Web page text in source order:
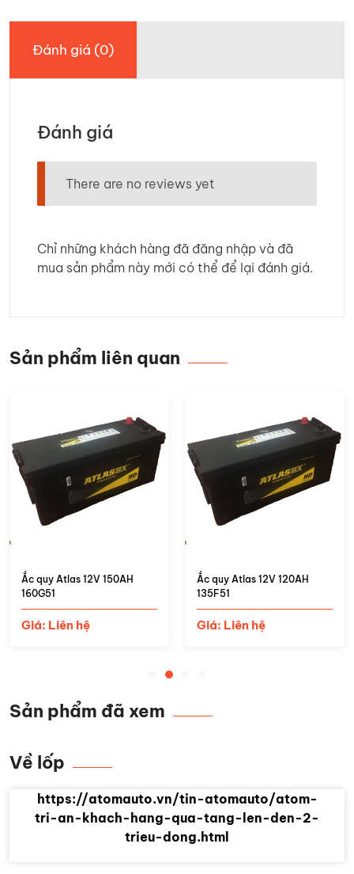
Đánh giá (0)
Đánh giá
There are no reviews yet
Chỉ những khách hàng đã đăng nhập và đã
mua sản phẩm này mới có thể để lại đánh giá.
Sản phẩm liên quan
Ắc quy Atlas 12V 150AH
160G51
Giá: Liên hệ
Ắc quy Atlas 12V 120AH
135F51
Giá: Liên hệ
Sản phẩm đã xem
Về lốp
https://atomauto.vn/tin-atomauto/atom-
tri-an-khach-hang-qua-tang-len-den-2-
trieu-dong.html